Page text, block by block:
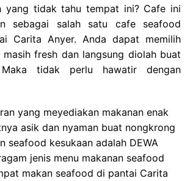
yang tidak tahu tempat ini? Cafe ini
sebagai salah satu cafe seafood
Carita Anyer. Anda dapat memilih
fresh dan langsung diolah buat
tidak perlu hawatir dengan
yang meyediakan makanan enak
asik dan nyaman buat nongkrong
seafood kesukaan adalah DEWA
jenis menu makanan seafood
makan seafood di pantai Carita